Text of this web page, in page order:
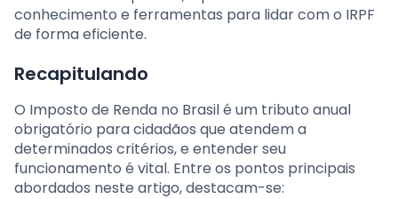
conhecimento e ferramentas para lidar com o IRPF
de forma eficiente.
Recapitulando
O Imposto de Renda no Brasil é um tributo anual
obrigatório para cidadãos que atendem a
determinados critérios, e entender seu
funcionamento é vital. Entre os pontos principais
abordados neste artigo, destacam-se: